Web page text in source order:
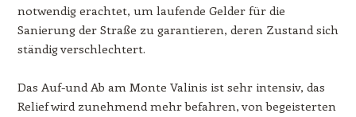
notwendig erachtet, um laufende Gelder für die
Sanierung der Straße zu garantieren, deren Zustand sich
ständig verschlechtert.
Das Auf-und Ab am Monte Valinis ist sehr intensiv, das
Relief wird zunehmend mehr befahren, von begeisterten